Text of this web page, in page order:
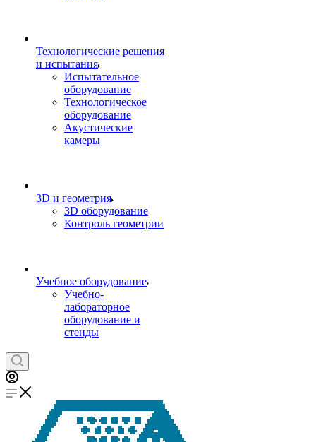
Технологические решения
и испытания
Испытательное
оборудование
Технологическое
оборудование
Акустические
камеры
3D и геометрия
3D оборудование
Контроль геометрии
Учебное оборудование
Учебно-
лабораторное
оборудование и
стенды